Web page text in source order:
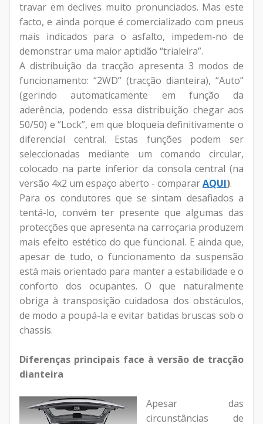
travar em declives muito pronunciados. Mas este
facto, e ainda porque é comercializado com pneus
mais indicados para o asfalto, impedem-no de
demonstrar uma maior aptidão “trialeira”.
A distribuição da tracção apresenta 3 modos de
funcionamento: “2WD” (tracção dianteira), “Auto”
(gerindo automaticamente em função da
aderência, podendo essa distribuição chegar aos
50/50) e “Lock”, em que bloqueia definitivamente o
diferencial central. Estas funções podem ser
seleccionadas mediante um comando circular,
colocado na parte inferior da consola central (na
versão 4x2 um espaço aberto - compararAQUI).
Para os condutores que se sintam desafiados a
tentá-lo, convém ter presente que algumas das
protecções que apresenta na carroçaria produzem
mais efeito estético do que funcional. E ainda que,
apesar de tudo, o funcionamento da suspensão
está mais orientado para manter a estabilidade e o
conforto dos ocupantes. O que naturalmente
obriga à transposição cuidadosa dos obstáculos,
de modo a poupá-la e evitar batidas bruscas sob o
chassis.
Diferenças principais face à versão de tracção
dianteira
Apesar das
circunstâncias de